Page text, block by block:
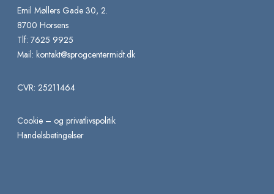
Emil Møllers Gade 30, 2.
8700 Horsens
Tlf: 7625 9925
Mail: kontakt@sprogcentermidt.dk
CVR: 25211464
Cookie – og privatlivspolitik
Handelsbetingelser